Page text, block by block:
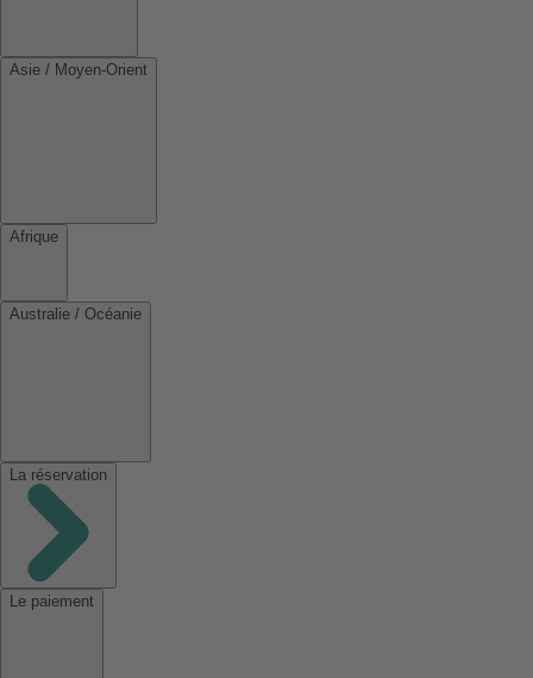
Asie / Moyen-Orient
Afrique
Australie / Océanie
La réservation
Le paiement